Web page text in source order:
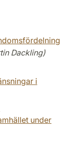
Dackling)
i
under